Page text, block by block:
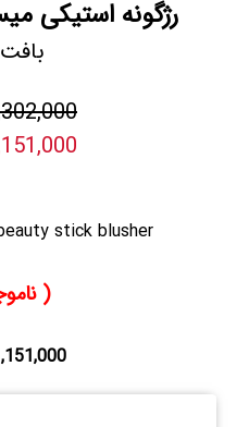
رژگونه استیکی
2,302,000
1,151,000
stick blusher
(
1,151,000